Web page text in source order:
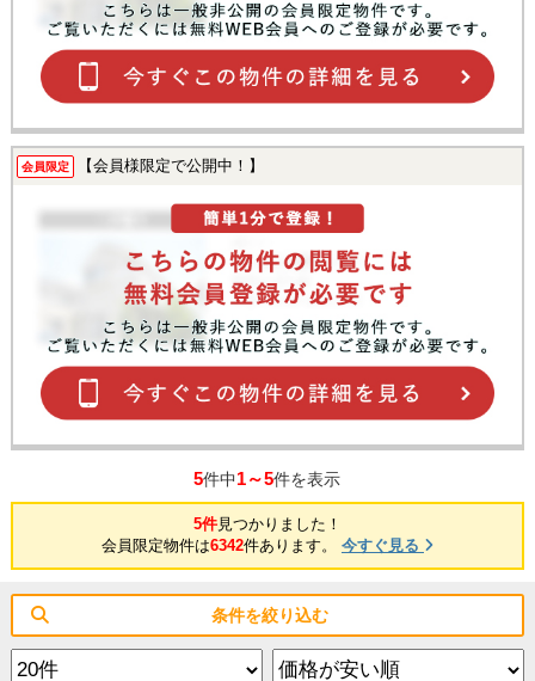
会員限定 【会員様限定で公開中！】
5件中1～5件を表示
5件見つかりました！
会員限定物件は6342件あります。 今すぐ見る
条件を絞り込む